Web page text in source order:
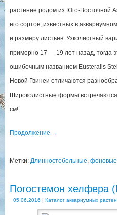
растение родом из Юго-Восточной
его сортов, известных в
и размеру листьев. Узколистный
примерно 17 — 19 лет назад, тогда
ошибочным названием Eusteralis
Новой Гвинеи отличаются
Широколистные формы
см!
Продолжение →
Метки: Длинностебельные, фоновые
Погостемон хелфера
05.06.2016 | Каталог аквариумных